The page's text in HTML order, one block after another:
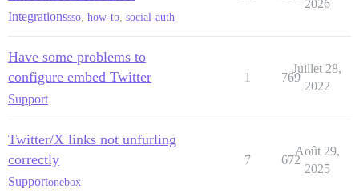
Integrationssso how-to social-auth
2026
Have some problems to
configure embed Twitter
Support
1 769
Juillet 28,
2022
Twitter/X links not unfurling
correctly
Supportonebox
7 672
Août 29,
2025